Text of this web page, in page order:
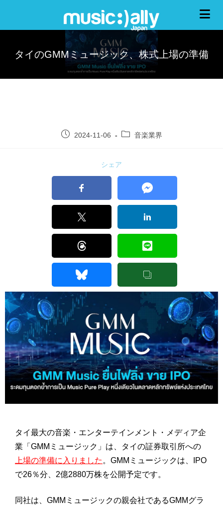
タイのGMMミュージック、株式上場の準備
2024-11-06 音楽業界
シェア
タイ最大の音楽・エンターテインメント・メディア企
業「GMMミュージック」は、タイの証券取引所への
上場の準備に入りました 。GMMミュージックは、IPO
で26％分、2億2880万株を公開予定です。
同社は、GMMミュージックの親会社であるGMMグラ